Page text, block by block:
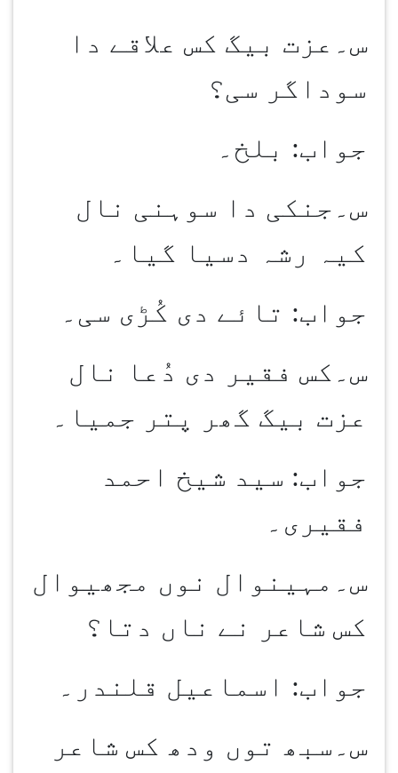
س۔عزت بیگ کس علاقے دا
سوداگر سی؟
جواب: بلخ۔
س۔جنکی دا سوہنی نال
کیہ رشہ دسیا گیا۔
جواب: تائے دی کُڑی سی۔
س۔کس فقیر دی دُعا نال
عزت بیگ گھر پتر جمیا۔
جواب: سید شیخ احمد
فقیری۔
س۔مہینوال نوں مجھیوال
کس شاعر نے ناں دتا؟
جواب: اسماعیل قلندر۔
س۔سبھ توں ودھ کس شاعر